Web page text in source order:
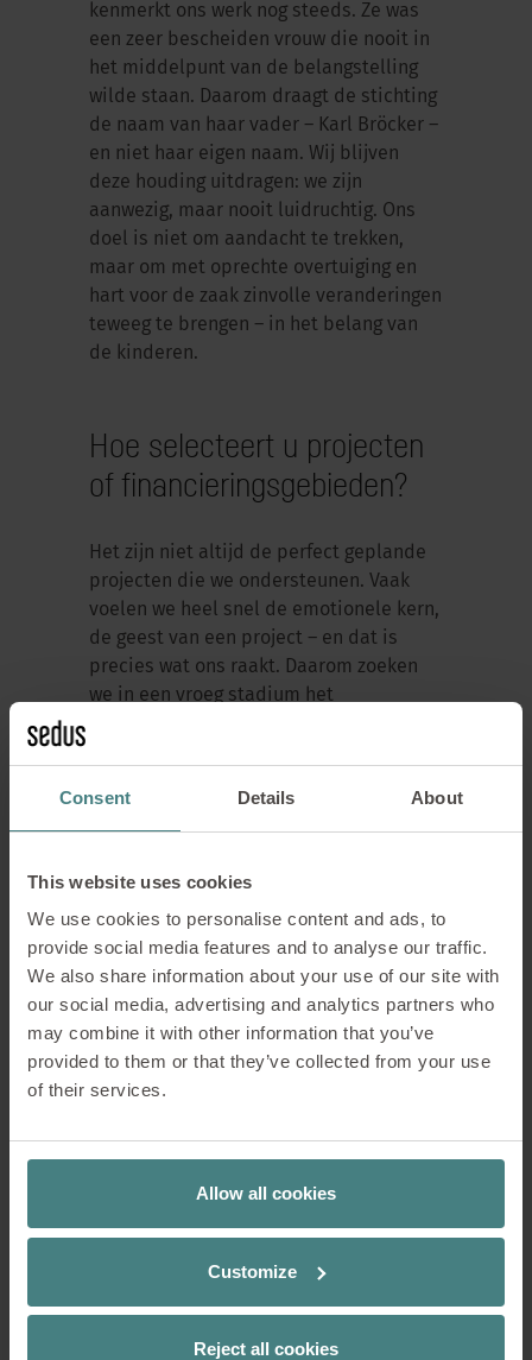
Consent Details About
This website uses cookies
We use cookies to personalise content and ads, to
provide social media features and to analyse our traffic.
We also share information about your use of our site with
our social media, advertising and analytics partners who
may combine it with other information that you’ve
provided to them or that they’ve collected from your use
of their services.
Allow all cookies
Customize
Reject all cookies
kenmerkt ons werk nog steeds. Ze was
een zeer bescheiden vrouw die nooit in
het middelpunt van de belangstelling
wilde staan. Daarom draagt de stichting
de naam van haar vader – Karl Bröcker –
en niet haar eigen naam. Wij blijven
deze houding uitdragen: we zijn
aanwezig, maar nooit luidruchtig. Ons
doel is niet om aandacht te trekken,
maar om met oprechte overtuiging en
hart voor de zaak zinvolle veranderingen
teweeg te brengen – in het belang van
de kinderen.
Hoe selecteert u projecten
of financieringsgebieden?
Het zijn niet altijd de perfect geplande
projecten die we ondersteunen. Vaak
voelen we heel snel de emotionele kern,
de geest van een project – en dat is
precies wat ons raakt. Daarom zoeken
we in een vroeg stadium het
ontwikkelen.
de kinderen die we via onze projecten
ondersteunen als de toegewijde
volwassenen die dit alles mogelijk
maken. Als een project thematisch
aansluit bij onze financieringsfocus –
d.w.z. onderwijs of therapie – is dat al
een goede basis. In gesprekken met de
verantwoordelijken voor het project
effectievere uitvoering.